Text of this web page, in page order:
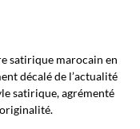
satirique marocain en
décalé de l’actualité
satirique, agrémenté